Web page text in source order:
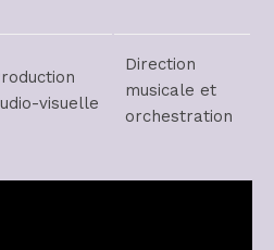
visuelle
Direction
musicale et
orchestration